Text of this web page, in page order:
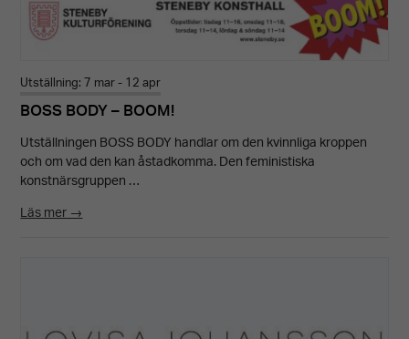
Utställning: 7 mar - 12 apr
BOSS BODY – BOOM!
Utställningen BOSS BODY handlar om den kvinnliga kroppen
och om vad den kan åstadkomma. Den feministiska
konstnärsgruppen …
Läs mer →